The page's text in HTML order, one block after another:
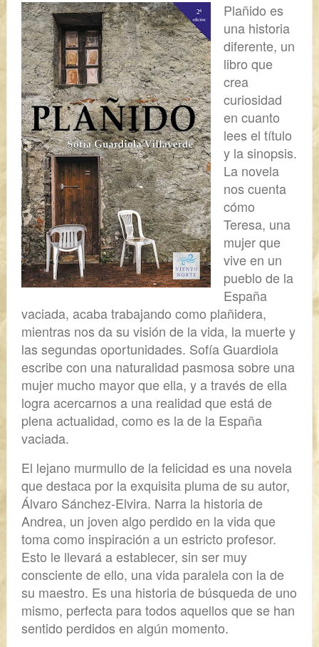
Plañido es
una historia
diferente, un
libro que
crea
curiosidad
en cuanto
lees el título
y la sinopsis.
La novela
nos cuenta
cómo
Teresa, una
mujer que
vive en un
pueblo de la
España
vaciada, acaba trabajando como plañidera,
mientras nos da su visión de la vida, la muerte y
las segundas oportunidades. Sofía Guardiola
escribe con una naturalidad pasmosa sobre una
mujer mucho mayor que ella, y a través de ella
logra acercarnos a una realidad que está de
plena actualidad, como es la de la España
vaciada.
El lejano murmullo de la felicidad es una novela
que destaca por la exquisita pluma de su autor,
Álvaro Sánchez-Elvira. Narra la historia de
Andrea, un joven algo perdido en la vida que
toma como inspiración a un estricto profesor.
Esto le llevará a establecer, sin ser muy
consciente de ello, una vida paralela con la de
su maestro. Es una historia de búsqueda de uno
mismo, perfecta para todos aquellos que se han
sentido perdidos en algún momento.